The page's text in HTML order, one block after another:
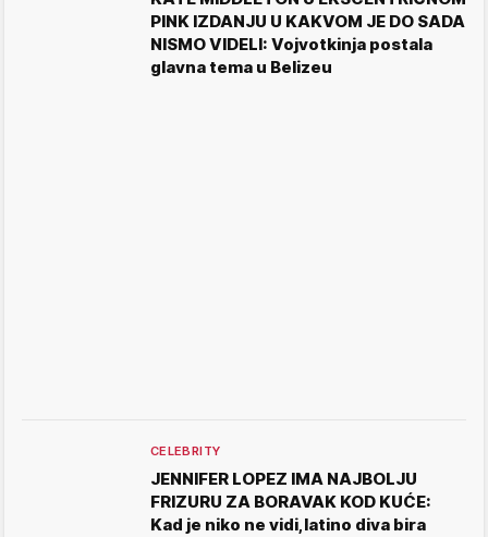
PINK IZDANJU U KAKVOM JE DO SADA
NISMO VIDELI: Vojvotkinja postala
glavna tema u Belizeu
CELEBRITY
JENNIFER LOPEZ IMA NAJBOLJU
FRIZURU ZA BORAVAK KOD KUĆE:
Kad je niko ne vidi,latino diva bira